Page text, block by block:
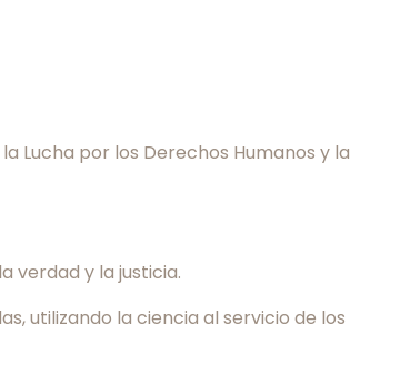
Lucha por los Derechos Humanos y la
verdad y la justicia.
utilizando la ciencia al servicio de los